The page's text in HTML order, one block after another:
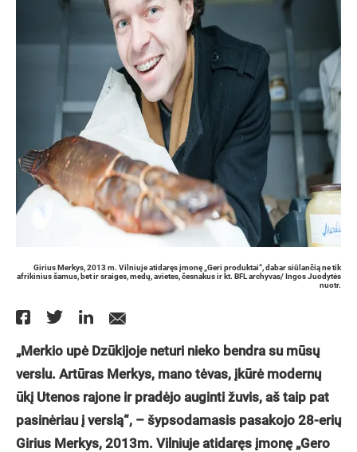
Girius Merkys, 2013 m. Vilniuje atidaręs įmonę „Geri produktai“, dabar siūlančią ne tik
afrikinius šamus, bet ir sraiges, medų, avietes, česnakus ir kt. BFL archyvas/ Ingos Juodytės
nuotr.
„Merkio upė Dzūkijoje neturi nieko bendra su mūsų
verslu. Artūras Merkys, mano tėvas, įkūrė modernų
ūkį Utenos rajone ir pradėjo auginti žuvis, aš taip pat
pasinėriau į verslą“, – šypsodamasis pasakojo 28-erių
Girius Merkys, 2013m. Vilniuje atidaręs įmonę „Gero